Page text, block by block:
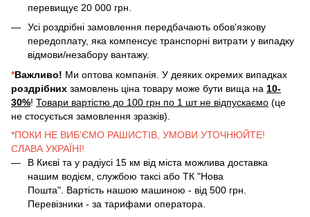
перевищує 20 000 грн.
Усі роздрібні замовлення передбачають обов'язкову
передоплату, яка компенсує транспорні витрати у випадку
відмови/незабору вантажу.
*Важливо! Ми оптова компанія. У деяких окремих випадках
роздрібних замовлень ціна товару може бути вища на 10-
30%! Товари вартістю до 100 грн по 1 шт не відпускаємо (це
не стосується замовлення зразків).
*ПОКИ НЕ ВИБ'ЄМО РАШИСТІВ, УМОВИ УТОЧНЮЙТЕ!
СЛАВА УКРАЇНІ!
В Києві та у радіусі 15 км від міста можлива доставка
нашим водієм, службою таксі або ТК "Нова
Пошта". Вартість нашою машиною - від 500 грн.
Перевізники - за тарифами оператора.